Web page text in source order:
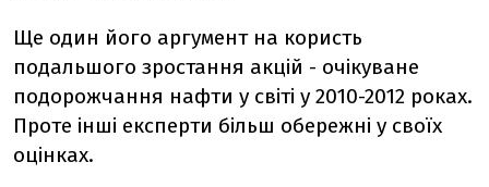
Ще один його аргумент на користь
подальшого зростання акцій - очікуване
подорожчання нафти у світі у 2010-2012 роках.
Проте інші експерти більш обережні у своїх
оцінках.